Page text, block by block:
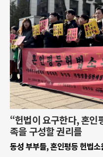
“헌법이 요구한다, 혼
족을 구성할 권리를
동성 부부들, 혼인평등 헌법